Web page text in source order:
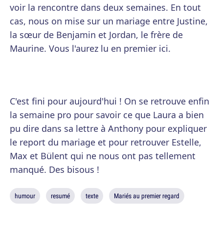
voir la rencontre dans deux semaines. En tout
cas, nous on mise sur un mariage entre Justine,
la sœur de Benjamin et Jordan, le frère de
Maurine. Vous l'aurez lu en premier ici.
C'est fini pour aujourd'hui ! On se retrouve enfin
la semaine pro pour savoir ce que Laura a bien
pu dire dans sa lettre à Anthony pour expliquer
le report du mariage et pour retrouver Estelle,
Max et Bülent qui ne nous ont pas tellement
manqué. Des bisous !
humour resumé texte Mariés au premier regard